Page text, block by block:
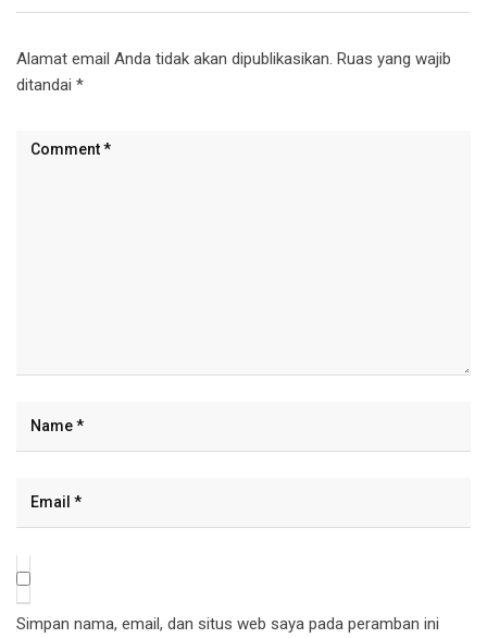
Alamat email Anda tidak akan dipublikasikan. Ruas yang wajib
ditandai *
Simpan nama, email, dan situs web saya pada peramban ini